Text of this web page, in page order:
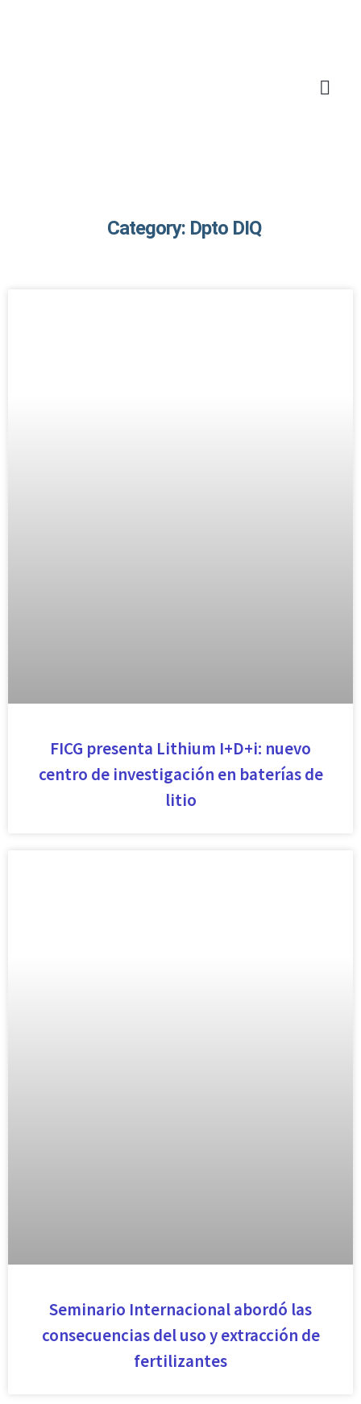
Category: Dpto DIQ
FICG presenta Lithium I+D+i: nuevo
centro de investigación en baterías de
litio
Seminario Internacional abordó las
consecuencias del uso y extracción de
fertilizantes